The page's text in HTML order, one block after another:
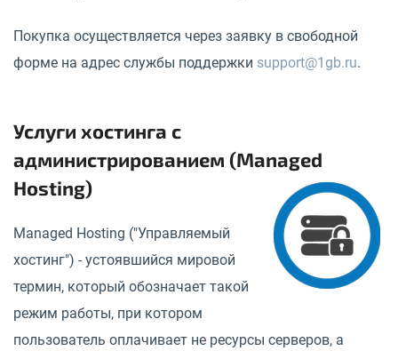
Покупка осуществляется через заявку в свободной
форме на адрес службы поддержки support@1gb.ru.
Услуги хостинга с
администрированием (Managed
Hosting)
Managed Hosting ("Управляемый
хостинг") - устоявшийся мировой
термин, который обозначает такой
режим работы, при котором
пользователь оплачивает не ресурсы серверов, а